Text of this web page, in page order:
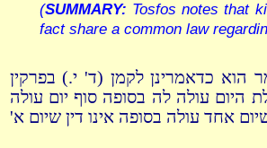
(SUMMARY: Tosfos notes that
fact share a common law
הוא כדאמרינן לקמן (ד' י.) בפרקין
היום עולה לה בסופה סוף יום עולה
אחד עולה בסופה אינו דין שיום א'